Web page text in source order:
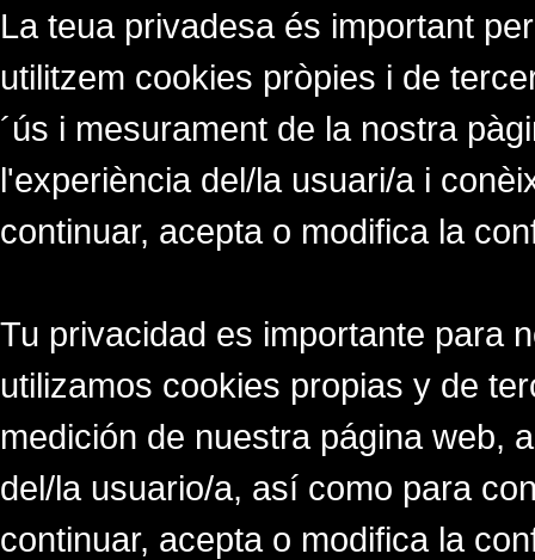
La teua privadesa és important
utilitzem cookies pròpies i de
´ús i mesurament de la nostra
l'experiència del/la usuari/a i
continuar, acepta o modifica la
Tu privacidad es importante para
utilizamos cookies propias y de
medición de nuestra página web,
del/la usuario/a, así como para
continuar, acepta o modifica la